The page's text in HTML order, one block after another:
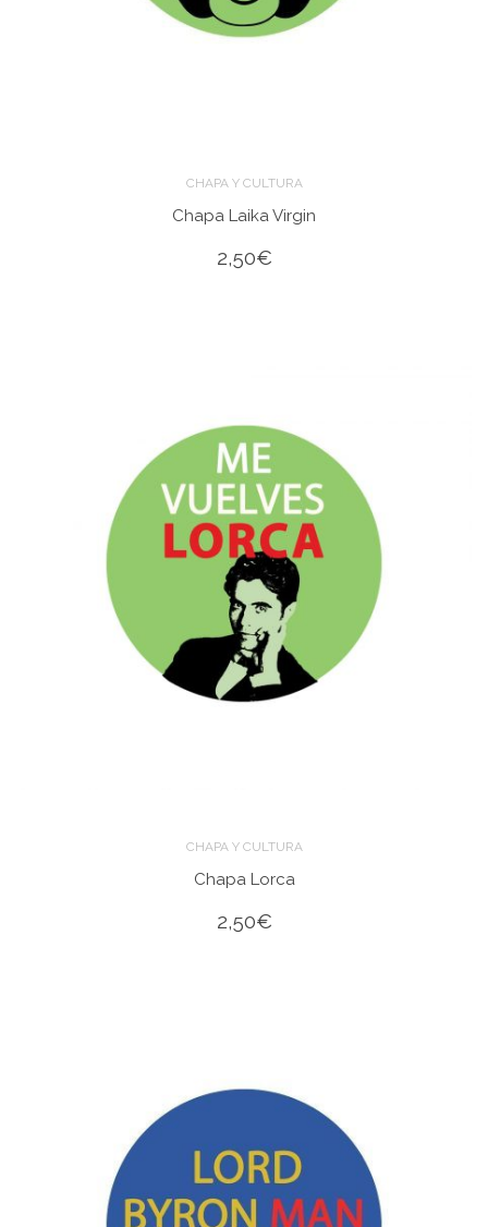
CHAPA Y CULTURA
Chapa Laika Virgin
2,50€
CHAPA Y CULTURA
Chapa Lorca
2,50€